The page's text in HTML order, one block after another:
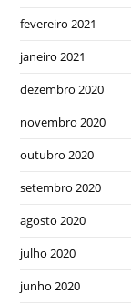
fevereiro 2021
janeiro 2021
dezembro 2020
novembro 2020
outubro 2020
setembro 2020
agosto 2020
julho 2020
junho 2020